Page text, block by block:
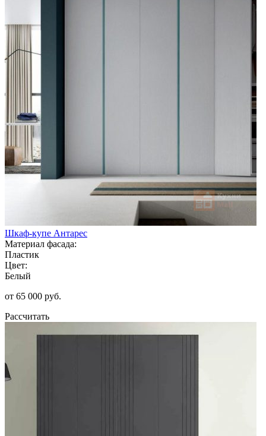
Шкаф-купе Антарес
Материал фасада:
Пластик
Цвет:
Белый
от 65 000 руб.
Рассчитать